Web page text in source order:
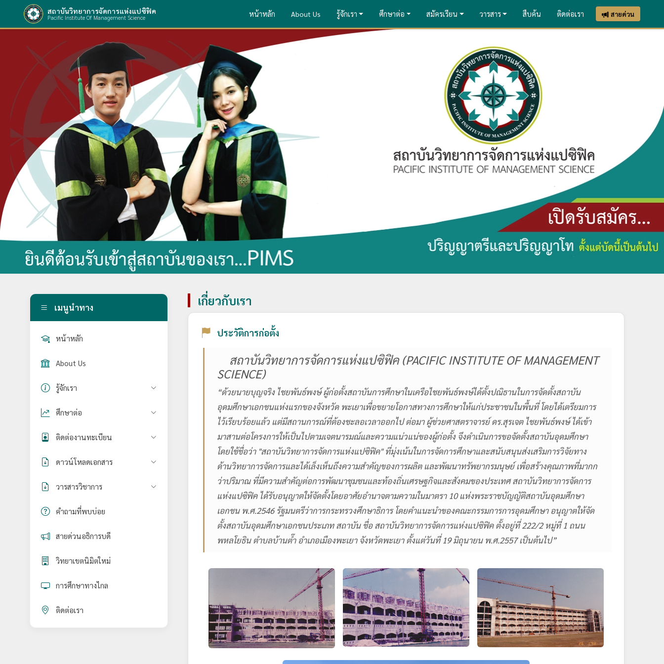
สถาบันวิทยาการจัดการแห่งแปซิฟิค
Pacific Institute Of Management Science หน้าหลัก About Us รู้จักเรา ศึกษาต่อ สมัครเรียน วารสาร สืบค้น ติดต่อเรา สายด่วน
เมนูนำทาง
หน้าหลัก
About Us
รู้จักเรา
ศึกษาต่อ
ติดต่องานทะเบียน
ดาวน์โหลดเอกสาร
วารสารวิชาการ
คำถามที่พบบ่อย
สายด่วนอธิการบดี
วิทยาเขตนิมิตใหม่
การศึกษาทางไกล
ติดต่อเรา
เกี่ยวกับเรา
ประวัติการก่อตั้ง
สถาบันวิทยาการจัดการแห่งแปซิฟิค (PACIFIC INSTITUTE OF MANAGEMENT
SCIENCE)
“ด้วยนายบุญจริง ไชยพันธ์พงษ์ ผู้ก่อตั้งสถาบันการศึกษาในเครือไชยพันธ์พงษ์ได้ตั้งปณิธานในการจัดตั้งสถาบัน
อุดมศึกษาเอกชนแห่งแรกของจังหวัด พะเยาเพื่อขยายโอกาสทางการศึกษาให้แก่ประชาชนในพื้นที่ โดยได้เตรียมการ
ไว้เรียบร้อยแล้ว แต่มีสถานการณ์ที่ต้องชะลอเวลาออกไป ต่อมา ผู้ช่วยศาสตราจารย์ ดร.สุรเจต ไชยพันธ์พงษ์ ได้เข้า
มาสานต่อโครงการให้เป็นไปตามเจตนารมณ์และความแน่วแน่ของผู้ก่อตั้ง จึงดำเนินการขอจัดตั้งสถาบันอุดมศึกษา
โดยใช้ชื่อว่า "สถาบันวิทยาการจัดการแห่งแปซิฟิค" ที่มุ่งเน้นในการจัดการศึกษาและสนับสนุนส่งเสริมการวิจัยทาง
ด้านวิทยาการจัดการและได้เล็งเห็นถึงความสำคัญของการผลิต และพัฒนาทรัพยากรมนุษย์ เพื่อสร้างคุณภาพที่มากก
ว่าปริมาณ ที่มีความสำคัญต่อการพัฒนาชุมชนและท้องถิ่นเศรษฐกิจและสังคมของประเทศ สถาบันวิทยาการจัดการ
แห่งแปซิฟิค ได้รับอนุญาตให้จัดตั้งโดยอาศัยอำนาจตามความในมาตรา 10 แห่งพระราชบัญญัติสถาบันอุดมศึกษา
เอกชน พ.ศ.2546 รัฐมนตรีว่าการกระทรวงศึกษาธิการ โดยคำแนะนำของคณะกรรมการการอุดมศึกษา อนุญาตให้จัด
ตั้งสถาบันอุดมศึกษาเอกชนประเภท สถาบัน ชื่อ สถาบันวิทยาการจัดการแห่งแปซิฟิค ตั้งอยู่ที่ 222/2 หมู่ที่ 1 ถนน
พหลโยธิน ตำบลบ้านต๊ำ อำเภอเมืองพะเยา จังหวัดพะเยา ตั้งแต่วันที่ 19 มิถุนายน พ.ศ.2557 เป็นต้นไป”